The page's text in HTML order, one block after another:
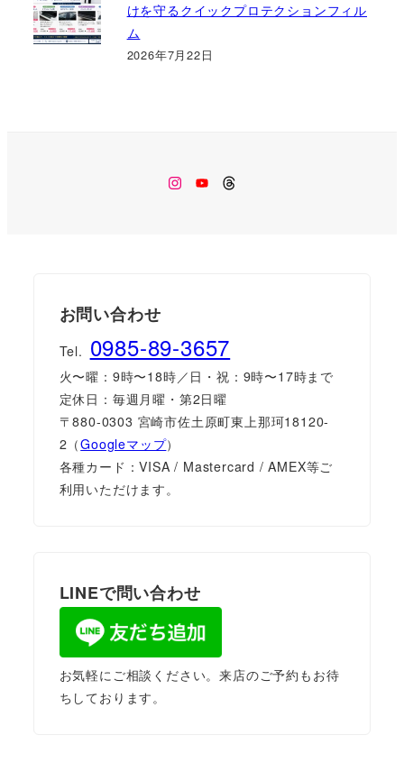
けを守るクイックプロテクションフィル
ム
2026年7月22日
Instagram
YoutubeThreads
お問い合わせ
Tel. 0985-89-3657
火〜曜：9時〜18時／日・祝：9時〜17時まで
定休日：毎週月曜・第2日曜
〒880-0303 宮崎市佐土原町東上那珂18120-
2（Googleマップ）
各種カード：VISA / Mastercard / AMEX等ご
利用いただけます。
LINEで問い合わせ
お気軽にご相談ください。来店のご予約もお待
ちしております。